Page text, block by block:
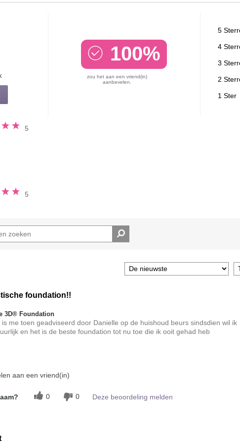
100%
zou het aan een vriend(in)
aanbevelen.
5
4
3
2
1 Ster
5
5
foundation!!
3D® Foundation
me toen geadviseerd door Danielle op de huishoud beurs sindsdien wil ik
en het is de beste foundation tot nu toe die ik ooit gehad heb
met andere door
make-up?
aan een vriend(in)
0 0 Deze beoordeling melden